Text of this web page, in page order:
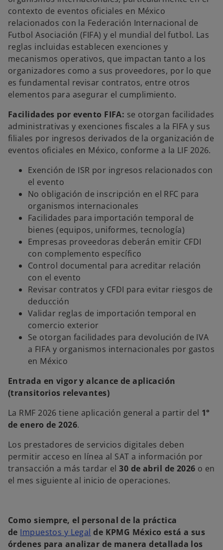
contexto de eventos oficiales en México
relacionados con la Federación Internacional de
Futbol Asociación (FIFA) y el mundial del futbol. Las
reglas incluidas establecen exenciones y
mecanismos operativos, que impactan tanto a los
organizadores como a sus proveedores, por lo que
es fundamental revisar contratos, entre otros
elementos para asegurar el cumplimiento.
Facilidades por evento FIFA: se otorgan facilidades
administrativas y exenciones fiscales a la FIFA y sus
filiales por ingresos derivados de la organización de
eventos oficiales en México, conforme a la LIF 2026.
Exención de ISR por ingresos relacionados con
el evento
No obligación de inscripción en el RFC para
organismos internacionales
Facilidades para importación temporal de
bienes (equipos, uniformes, tecnología)
Empresas proveedoras deberán emitir CFDI
con complemento específico
Control documental para acreditar relación
con el evento
Revisar contratos y CFDI para evitar riesgos de
deducción
Validar reglas de importación temporal en
comercio exterior
Se otorgan facilidades para devolución de IVA
a FIFA y organismos internacionales por gastos
en México
Entrada en vigor y alcance de aplicación
(transitorios relevantes)
La RMF 2026 tiene aplicación general a partir del 1°
de enero de 2026.
Los prestadores de servicios digitales deben
permitir acceso en línea al SAT a información por
transacción a más tardar el30 de abril de 2026 o en
el mes siguiente al inicio de operaciones.
Como siempre, el personal de la práctica
de Impuestos y Legal de KPMG México está a sus
órdenes para analizar de manera detallada los